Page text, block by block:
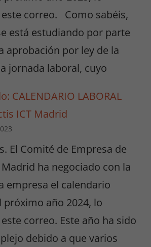
correo. Como sabéis,
está estudiando por parte
aprobación por ley de la
jornada laboral, cuyo
CALENDARIO LABORAL
ICT Madrid
El Comité de Empresa de
ha negociado con la
empresa el calendario
próximo año 2024, lo
correo. Este año ha sido
debido a que varios